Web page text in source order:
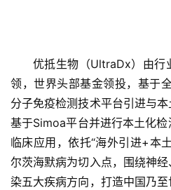
首
页
融
资
报
优抵生物（UltraDx）由行
领，世界头部基金领投，基于
分子免疫检测技术平台引进与
基于Simoa平台并进行本土化
临床应用，依托“海外引进+本
尔茨海默病为切入点，围绕神
染五大疾病方向，打造中国乃